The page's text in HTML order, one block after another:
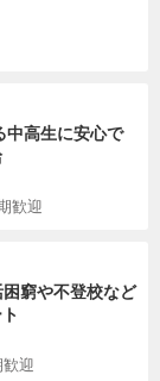
中高生に安心で
歓迎
困窮や不登校など
迎